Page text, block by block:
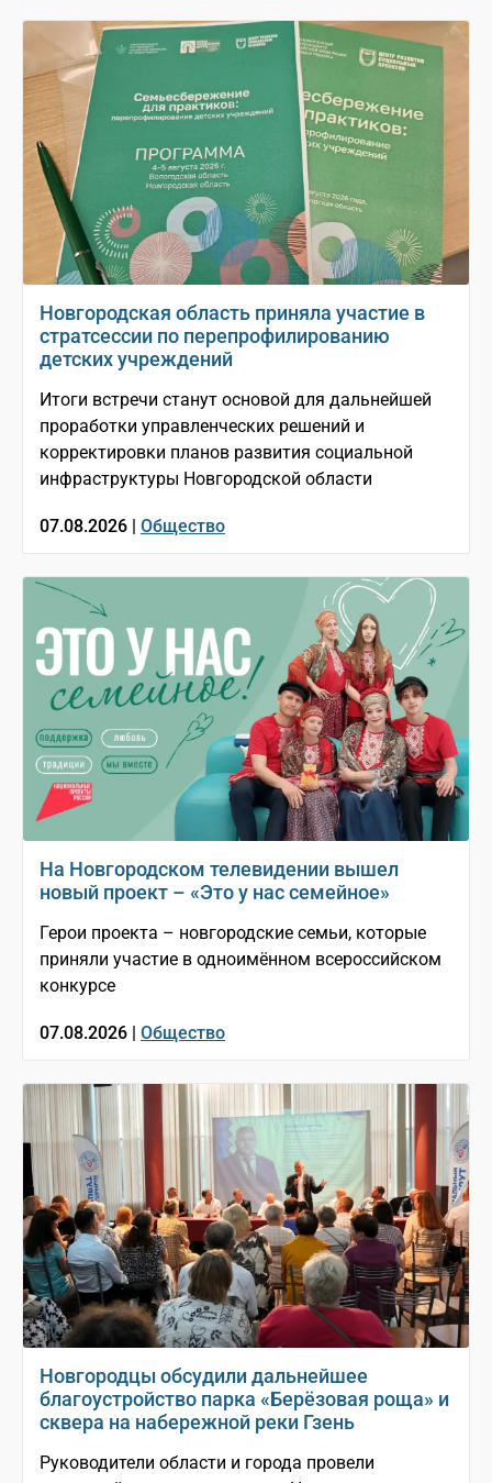
Новгородская область приняла участие в
стратсессии по перепрофилированию
детских учреждений
Итоги встречи станут основой для дальнейшей
проработки управленческих решений и
корректировки планов развития социальной
инфраструктуры Новгородской области
07.08.2026 | Общество
На Новгородском телевидении вышел
новый проект – «Это у нас семейное»
Герои проекта – новгородские семьи, которые
приняли участие в одноимённом всероссийском
конкурсе
07.08.2026 | Общество
Новгородцы обсудили дальнейшее
благоустройство парка «Берёзовая роща» и
сквера на набережной реки Гзень
Руководители области и города провели